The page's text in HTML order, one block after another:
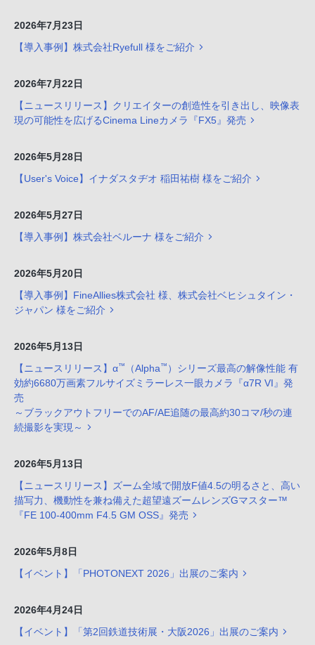
2026年7月23日
【導入事例】株式会社Ryefull 様をご紹介
2026年7月22日
【ニュースリリース】クリエイターの創造性を引き出し、映像表
現の可能性を広げるCinema Lineカメラ『FX5』発売
2026年5月28日
【User's Voice】イナダスタヂオ 稲田祐樹 様をご紹介
2026年5月27日
【導入事例】株式会社ベルーナ 様をご紹介
2026年5月20日
【導入事例】FineAllies株式会社 様、株式会社ベヒシュタイン・
ジャパン 様をご紹介
2026年5月13日
【ニュースリリース】α™ （Alpha™ ）シリーズ最高の解像性能 有
効約6680万画素フルサイズミラーレス一眼カメラ『α7R VI』発
売
～ブラックアウトフリーでのAF/AE追随の最高約30コマ/秒の連
続撮影を実現～
2026年5月13日
【ニュースリリース】ズーム全域で開放F値4.5の明るさと、高い
描写力、機動性を兼ね備えた超望遠ズームレンズGマスター™
『FE 100-400mm F4.5 GM OSS』発売
2026年5月8日
【イベント】「PHOTONEXT 2026」出展のご案内
2026年4月24日
【イベント】「第2回鉄道技術展・大阪2026」出展のご案内